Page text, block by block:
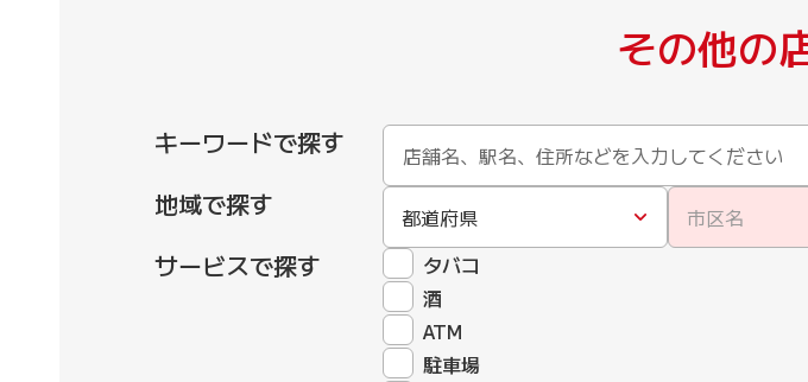
その他の
キーワードで探す
地域で探す
都道府県 市区名
サービスで探す
タバコ
酒
ATM
駐車場